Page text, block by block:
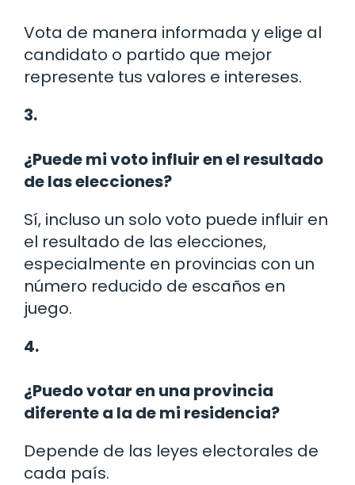
Vota de manera informada y elige al
candidato o partido que mejor
represente tus valores e intereses.
3.
¿Puede mi voto influir en el resultado
de las elecciones?
Sí, incluso un solo voto puede influir en
el resultado de las elecciones,
especialmente en provincias con un
número reducido de escaños en
juego.
4.
¿Puedo votar en una provincia
diferente a la de mi residencia?
Depende de las leyes electorales de
cada país.